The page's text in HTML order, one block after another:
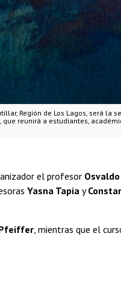
Región de Los Lagos, será la
que reunirá a estudiantes,
el profesor
Yasna Tapia y
, mientras que el